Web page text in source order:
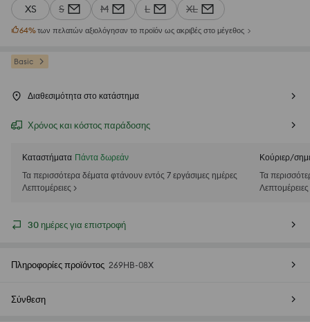
XS S M L XL
64%των πελατών αξιολόγησαν το προϊόν ως ακριβές στο μέγεθος
Basic
Διαθεσιμότητα στο κατάστημα
Χρόνος και κόστος παράδοσης
Καταστήματα Πάντα δωρεάν
Τα περισσότερα δέματα φτάνουν εντός 7 εργάσιμες ημέρες
Λεπτομέρειες >
Κούριερ/
Τα
Λεπτομέρειες
30 ημέρες για επιστροφή
Πληροφορίες προϊόντος 269HB-08X
Σύνθεση